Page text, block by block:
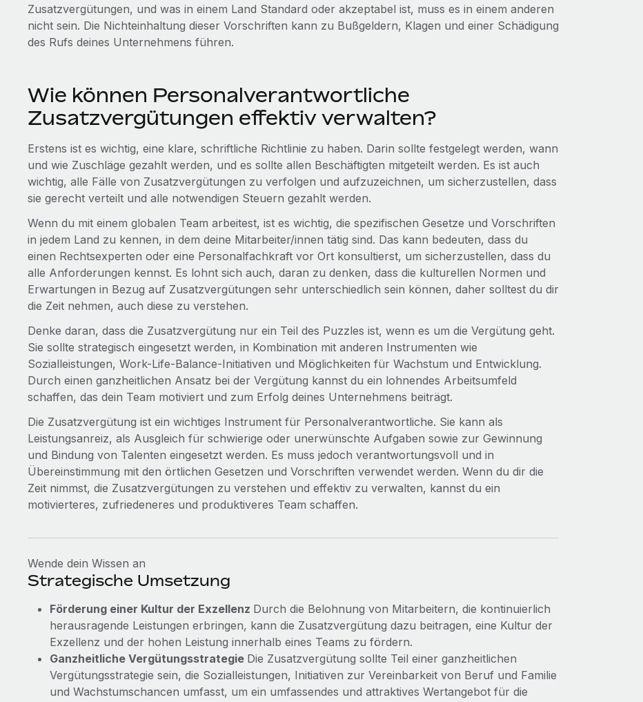
Zusatzvergütungen, und was in einem Land Standard oder akzeptabel ist, muss es in einem anderen
nicht sein. Die Nichteinhaltung dieser Vorschriften kann zu Bußgeldern, Klagen und einer Schädigung
des Rufs deines Unternehmens führen.
Wie können Personalverantwortliche
Zusatzvergütungen effektiv verwalten?
Erstens ist es wichtig, eine klare, schriftliche Richtlinie zu haben. Darin sollte festgelegt werden, wann
und wie Zuschläge gezahlt werden, und es sollte allen Beschäftigten mitgeteilt werden. Es ist auch
wichtig, alle Fälle von Zusatzvergütungen zu verfolgen und aufzuzeichnen, um sicherzustellen, dass
sie gerecht verteilt und alle notwendigen Steuern gezahlt werden.
Wenn du mit einem globalen Team arbeitest, ist es wichtig, die spezifischen Gesetze und Vorschriften
in jedem Land zu kennen, in dem deine Mitarbeiter/innen tätig sind. Das kann bedeuten, dass du
einen Rechtsexperten oder eine Personalfachkraft vor Ort konsultierst, um sicherzustellen, dass du
alle Anforderungen kennst. Es lohnt sich auch, daran zu denken, dass die kulturellen Normen und
Erwartungen in Bezug auf Zusatzvergütungen sehr unterschiedlich sein können, daher solltest du dir
die Zeit nehmen, auch diese zu verstehen.
Denke daran, dass die Zusatzvergütung nur ein Teil des Puzzles ist, wenn es um die Vergütung geht.
Sie sollte strategisch eingesetzt werden, in Kombination mit anderen Instrumenten wie
Sozialleistungen, Work-Life-Balance-Initiativen und Möglichkeiten für Wachstum und Entwicklung.
Durch einen ganzheitlichen Ansatz bei der Vergütung kannst du ein lohnendes Arbeitsumfeld
schaffen, das dein Team motiviert und zum Erfolg deines Unternehmens beiträgt.
Die Zusatzvergütung ist ein wichtiges Instrument für Personalverantwortliche. Sie kann als
Leistungsanreiz, als Ausgleich für schwierige oder unerwünschte Aufgaben sowie zur Gewinnung
und Bindung von Talenten eingesetzt werden. Es muss jedoch verantwortungsvoll und in
Übereinstimmung mit den örtlichen Gesetzen und Vorschriften verwendet werden. Wenn du dir die
Zeit nimmst, die Zusatzvergütungen zu verstehen und effektiv zu verwalten, kannst du ein
motivierteres, zufriedeneres und produktiveres Team schaffen.
Wende dein Wissen an
Strategische Umsetzung
Förderung einer Kultur der Exzellenz Durch die Belohnung von Mitarbeitern, die kontinuierlich
herausragende Leistungen erbringen, kann die Zusatzvergütung dazu beitragen, eine Kultur der
Exzellenz und der hohen Leistung innerhalb eines Teams zu fördern.
Ganzheitliche Vergütungsstrategie Die Zusatzvergütung sollte Teil einer ganzheitlichen
Vergütungsstrategie sein, die Sozialleistungen, Initiativen zur Vereinbarkeit von Beruf und Familie
und Wachstumschancen umfasst, um ein umfassendes und attraktives Wertangebot für die